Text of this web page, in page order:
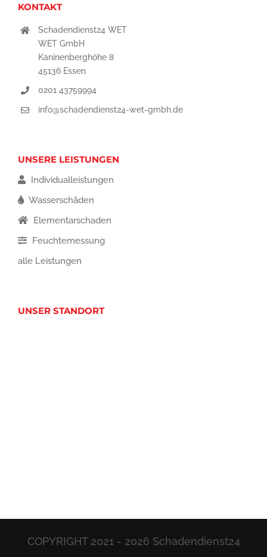
KONTAKT
Schadendienst24 WET
WET GmbH
Kaninenberghöhe 8
45136 Essen
0201 43759994
info@schadendienst24-wet-gmbh.de
UNSERE LEISTUNGEN
Individualleistungen
Wasserschäden
Elementarschaden
Feuchtemessung
alle Leistungen
UNSER STANDORT
COPYRIGHT 2021 - 2026 Schadendienst24